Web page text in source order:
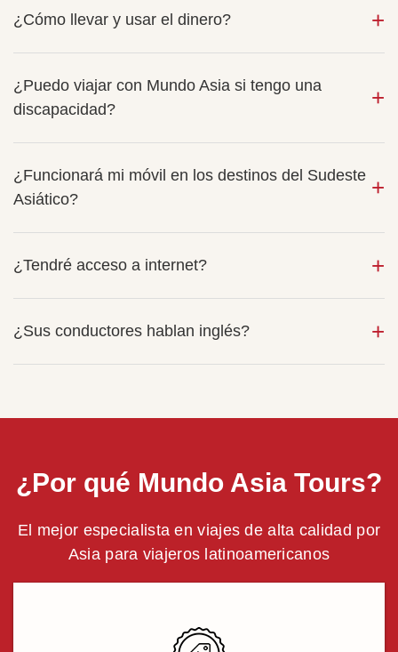
¿Cómo llevar y usar el dinero?
¿Puedo viajar con Mundo Asia si tengo una
discapacidad?
¿Funcionará mi móvil en los destinos del Sudeste
Asiático?
¿Tendré acceso a internet?
¿Sus conductores hablan inglés?
¿Por qué Mundo Asia Tours?
El mejor especialista en viajes de alta calidad por
Asia para viajeros latinoamericanos